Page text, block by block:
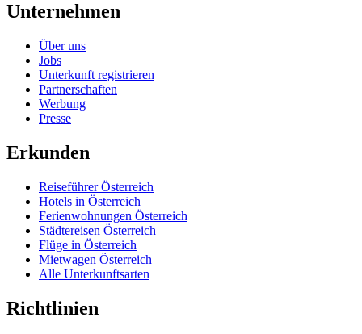
Unternehmen
Über uns
Jobs
Unterkunft registrieren
Partnerschaften
Werbung
Presse
Erkunden
Reiseführer Österreich
Hotels in Österreich
Ferienwohnungen Österreich
Städtereisen Österreich
Flüge in Österreich
Mietwagen Österreich
Alle Unterkunftsarten
Richtlinien